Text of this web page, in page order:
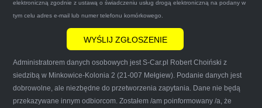
że są na FACEBOOKU i każdy tam może
wyrazić opinię na ich temat.
elektroniczną zgodnie z ustawą o świadczeniu usług drogą elektroniczną na podany w
tym celu adres e-mail lub numer telefonu komórkowego.
Administratorem danych osobowych jest S-Car.pl Robert Choiński z
siedzibą w Minkowice-Kolonia 2 (21-007 Mełgiew). Podanie danych jest
dobrowolne, ale niezbędne do przetworzenia zapytania. Dane nie będą
przekazywane innym odbiorcom. Zostałem /am poinformowany /a, że